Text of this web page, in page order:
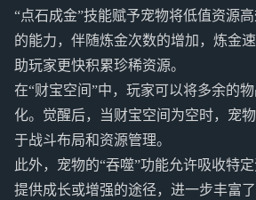
“点石成金”技能赋予宠物将低值资源
的能力，伴随炼金次数的增加，炼金
助玩家更快积累珍稀资源。
在“财宝空间”中，玩家可以将多余的
化。觉醒后，当财宝空间为空时，宠
于战斗布局和资源管理。
此外，宠物的“吞噬”功能允许吸收特
提供成长或增强的途径，进一步丰富